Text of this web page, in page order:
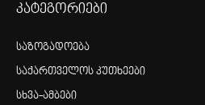
კატეგორიები
საზოგადოება
საქართველოს კუთხეები
სხვა-ამბები